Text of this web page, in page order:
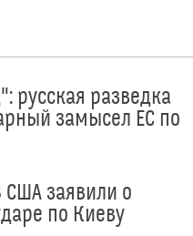
русская разведка
замысел ЕС по
США заявили о
по Киеву